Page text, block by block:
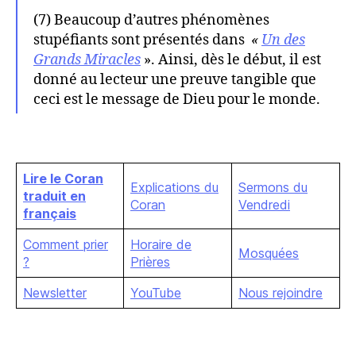
(7) Beaucoup d’autres phénomènes
stupéfiants sont présentés dans « Un des
Grands Miracles ». Ainsi, dès le début, il est
donné au lecteur une preuve tangible que
ceci est le message de Dieu pour le monde.
Lire le Coran
traduit en
français
Explications du
Coran
Sermons du
Vendredi
Comment prier
?
Horaire de
Prières
Mosquées
Newsletter YouTube Nous rejoindre